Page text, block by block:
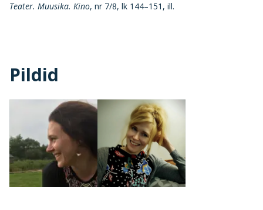
Teater. Muusika. Kino, nr 7/8, lk 144–151, ill.
Pildid